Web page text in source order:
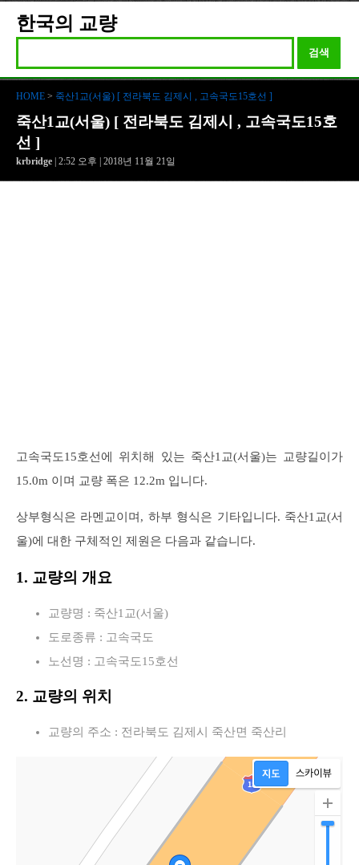
한국의 교량
검색
HOME > 죽산1교(서울) [ 전라북도 김제시 , 고속국도15호선 ]
죽산1교(서울) [ 전라북도 김제시 , 고속국도15호
선 ]
krbridge | 2:52 오후 | 2018년 11월 21일
고속국도15호선에 위치해 있는 죽산1교(서울)는 교량길이가
15.0m 이며 교량 폭은 12.2m 입니다.
상부형식은 라멘교이며, 하부 형식은 기타입니다. 죽산1교(서
울)에 대한 구체적인 제원은 다음과 같습니다.
1. 교량의 개요
교량명 : 죽산1교(서울)
도로종류 : 고속국도
노선명 : 고속국도15호선
2. 교량의 위치
교량의 주소 : 전라북도 김제시 죽산면 죽산리